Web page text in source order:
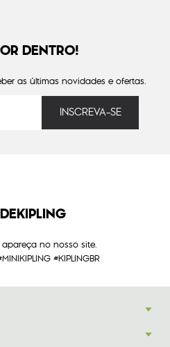
DENTRO!
as últimas novidades e ofertas.
no nosso site.
#KIPLINGBR